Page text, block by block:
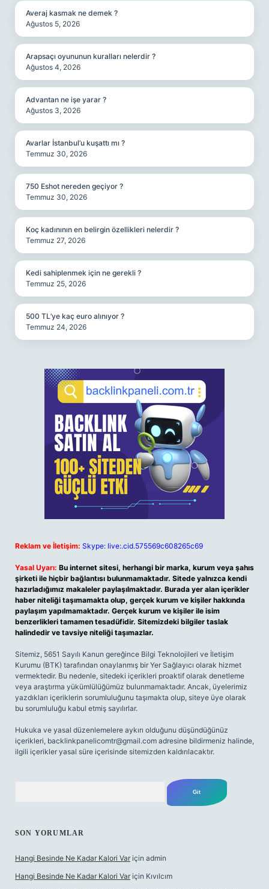
Averaj kasmak ne demek ?
Ağustos 5, 2026
Arapsaçı oyununun kuralları nelerdir ?
Ağustos 4, 2026
Advantan ne işe yarar ?
Ağustos 3, 2026
Avarlar İstanbul’u kuşattı mı ?
Temmuz 30, 2026
750 Eshot nereden geçiyor ?
Temmuz 30, 2026
Koç kadınının en belirgin özellikleri nelerdir ?
Temmuz 27, 2026
Kedi sahiplenmek için ne gerekli ?
Temmuz 25, 2026
500 TL’ye kaç euro alınıyor ?
Temmuz 24, 2026
Reklam ve İletişim: Skype: live:.cid.575569c608265c69
Yasal Uyarı: Bu internet sitesi, herhangi bir marka, kurum veya şahıs
şirketi ile hiçbir bağlantısı bulunmamaktadır. Sitede yalnızca kendi
hazırladığımız makaleler paylaşılmaktadır. Burada yer alan içerikler
haber niteliği taşımamakta olup, gerçek kurum ve kişiler hakkında
paylaşım yapılmamaktadır. Gerçek kurum ve kişiler ile isim
benzerlikleri tamamen tesadüfidir. Sitemizdeki bilgiler taslak
halindedir ve tavsiye niteliği taşımazlar.
Sitemiz, 5651 Sayılı Kanun gereğince Bilgi Teknolojileri ve İletişim
Kurumu (BTK) tarafından onaylanmış bir Yer Sağlayıcı olarak hizmet
vermektedir. Bu nedenle, sitedeki içerikleri proaktif olarak denetleme
veya araştırma yükümlülüğümüz bulunmamaktadır. Ancak, üyelerimiz
yazdıkları içeriklerin sorumluluğunu taşımakta olup, siteye üye olarak
bu sorumluluğu kabul etmiş sayılırlar.
Hukuka ve yasal düzenlemelere aykırı olduğunu düşündüğünüz
içerikleri, backlinkpanelicomtr@gmail.com adresine bildirmeniz halinde,
ilgili içerikler yasal süre içerisinde sitemizden kaldırılacaktır.
SON YORUMLAR
Hangi Besinde Ne Kadar Kalori Var için admin
Hangi Besinde Ne Kadar Kalori Var için Kıvılcım